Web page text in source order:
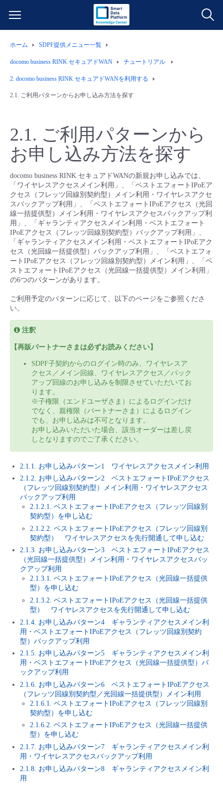
サービス一覧
データ利活用
ネットワーク
モニタリング/監査
サポート
管理機能
すべてのメニューを見る
よくある質問
クラウド/サーバー
ネットワーク
IoT
モニタリング/監査
サポート
管理機能
料金シミュレーター
データ利活用
クラウド/サーバー
ネットワーク
IoT
モニタリング/監査
ご利用開始ガイド
■ 管理機能
- 管理機能
■ セットアップガイド
- 新規お申し込み方法
- 初期設定・確認
- APIリファレンス
■ 基本構築ガイド
- クラウド / サーバー
- Flexible Remote Access
- vUTM2
- バックアップ
- セキュリティ・監査
- データと分析
- IoT
- マルチクラウド利用
- リモートワーク
- ITインフラストラクチャー
- その他
故障/メンテナンス情報
サービス稼働状況
故障/メンテナンス履歴
メンテナンス予定
パートナー
販売パートナー向けプログラム
協業パートナー
トレーニング/操作動画
脱炭素化
ホーム SDPF提供メニュー一覧
docomo business RINK セキュアドWAN チュートリアル
2. docomo business RINK セキュアドWANを利用する
2.1. ご利用パターンからお申し込み方法を探す
2.1. ご利用パターンから
お申し込み方法を探す
docomo business RINK セキュアドWANの新規お申し込みでは、
「ワイヤレスアクセスメイン利用」、「ベストエフォートIPoEア
クセス（フレッツ回線別契約型）メイン利用・ワイヤレスアクセ
スバックアップ利用」、「ベストエフォートIPoEアクセス（光回
線一括提供型）メイン利用・ワイヤレスアクセスバックアップ利
用」、「ギャランティアクセスメイン利用・ベストエフォート
IPoEアクセス（フレッツ回線別契約型）バックアップ利用」、
「ギャランティアクセスメイン利用・ベストエフォートIPoEアク
セス（光回線一括提供型）バックアップ利用」、「ベストエフォ
ートIPoEアクセス（フレッツ回線別契約型）メイン利用」、「ベ
ストエフォートIPoEアクセス（光回線一括提供型）メイン利用」
の6つのパターンがあります。
ご利用予定のパターンに応じて、以下のページをご参照くださ
い。
注釈
【再販パートナーさまは必ずお読みください】
SDPF子契約からのログイン時のみ、ワイヤレスア
クセス／メイン回線、ワイヤレスアクセス／バック
アップ回線のお申し込みを制限させていただいてお
ります。
※子権限（エンドユーザさま）によるログインだけ
でなく、親権限（パートナーさま）によるログイン
でも、お申し込みは不可となります。
お申し込みいただいた場合、該当オーダーは差し戻
しとなりますのでご了承ください。
2.1.1. お申し込みパターン1 ワイヤレスアクセスメイン利用
2.1.2. お申し込みパターン2 ベストエフォートIPoEアクセス
（フレッツ回線別契約型）メイン利用・ワイヤレスアクセス
バックアップ利用
2.1.2.1. ベストエフォートIPoEアクセス（フレッツ回線別
契約型）を申し込む
2.1.2.2. ベストエフォートIPoEアクセス（フレッツ回線別
契約型） ワイヤレスアクセスを先行開通して申し込む
2.1.3. お申し込みパターン3 ベストエフォートIPoEアクセス
（光回線一括提供型）メイン利用・ワイヤレスアクセスバッ
クアップ利用
2.1.3.1. ベストエフォートIPoEアクセス（光回線一括提供
型）を申し込む
2.1.3.2. ベストエフォートIPoEアクセス（光回線一括提供
型） ワイヤレスアクセスを先行開通して申し込む
2.1.4. お申し込みパターン4 ギャランティアクセスメイン利
用・ベストエフォートIPoEアクセス（フレッツ回線別契約
型）バックアップ利用
2.1.5. お申し込みパターン5 ギャランティアクセスメイン利
用・ベストエフォートIPoEアクセス（光回線一括提供型）バ
ックアップ利用
2.1.6. お申し込みパターン6 ベストエフォートIPoEアクセス
（フレッツ回線別契約型／光回線一括提供型）メイン利用
2.1.6.1. ベストエフォートIPoEアクセス（フレッツ回線別
契約型）を申し込む
2.1.6.2. ベストエフォートIPoEアクセス（光回線一括提供
型）を申し込む
2.1.7. お申し込みパターン7 ギャランティアクセスメイン利
用・ワイヤレスアクセスバックアップ利用
2.1.8. お申し込みパターン8 ギャランティアクセスメイン利
用